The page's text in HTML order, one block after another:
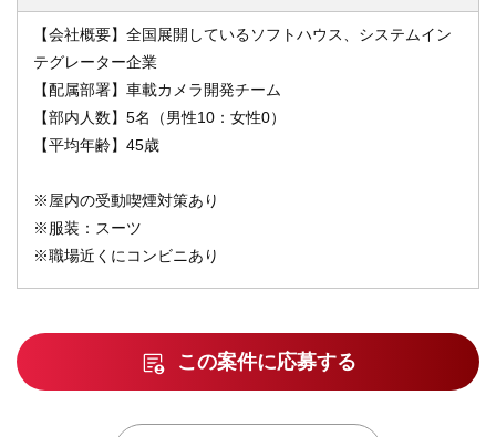
【会社概要】全国展開しているソフトハウス、システムイン
テグレーター企業
【配属部署】車載カメラ開発チーム
【部内人数】5名（男性10：女性0）
【平均年齢】45歳
※屋内の受動喫煙対策あり
※服装：スーツ
※職場近くにコンビニあり
この案件に応募する